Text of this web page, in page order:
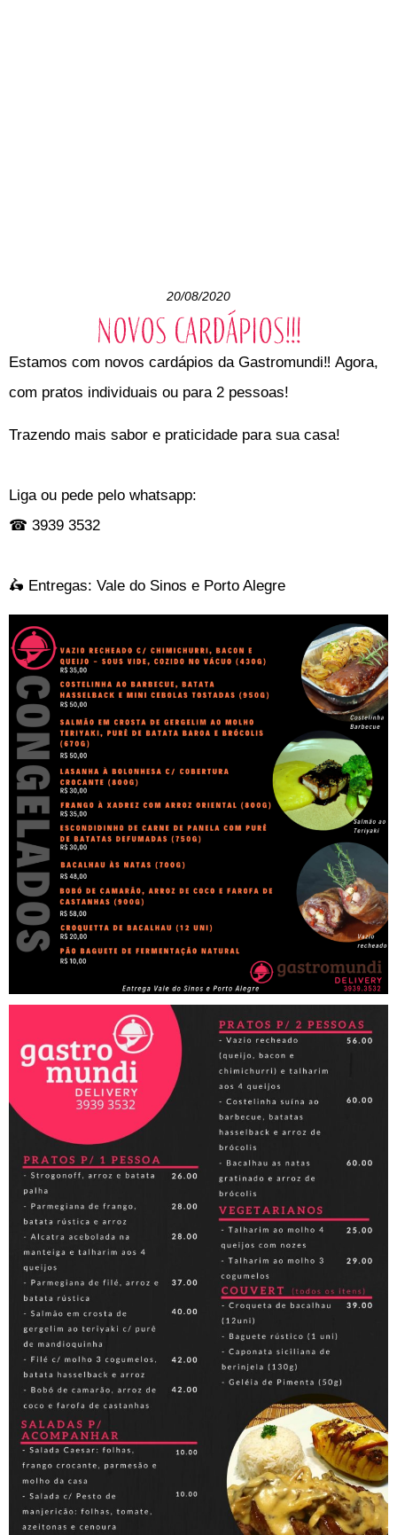
20/08/2020
Novos cardápios!!!
Estamos com novos cardápios da Gastromundi‼ Agora,
com pratos individuais ou para 2 pessoas!
Trazendo mais sabor e praticidade para sua casa!
Liga ou pede pelo whatsapp:
☎ 3939 3532
🛵 Entregas: Vale do Sinos e Porto Alegre